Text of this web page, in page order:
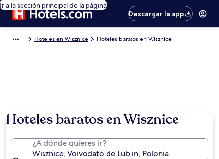
Ir a la sección principal de la página
Descargar la app
Hoteles en Wisznice Hoteles baratos en Wisznice
Hoteles baratos en Wisznice
¿A dónde quieres ir?
Wisznice, Voivodato de Lublin, Polonia